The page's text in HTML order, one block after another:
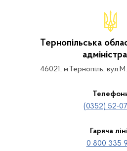
Тернопільська
46021, м.Тернопіль,
(0352) 52-
Гаряча
0 800 335